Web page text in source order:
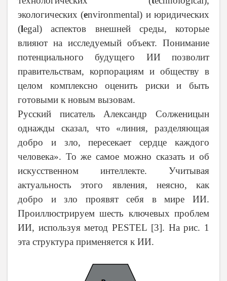
экологических (environmental) и юридических
(legal) аспектов внешней среды, которые
влияют на исследуемый объект. Понимание
потенциального будущего ИИ позволит
правительствам, корпорациям и обществу в
целом комплексно оценить риски и быть
готовыми к новым вызовам.
Русский писатель Александр Солженицын
однажды сказал, что «линия, разделяющая
добро и зло, пересекает сердце каждого
человека». То же самое можно сказать и об
искусственном интеллекте. Учитывая
актуальность этого явления, неясно, как
добро и зло проявят себя в мире ИИ.
Проиллюстрируем шесть ключевых проблем
ИИ, используя метод PESTEL [3]. На рис. 1
эта структура применяется к ИИ.